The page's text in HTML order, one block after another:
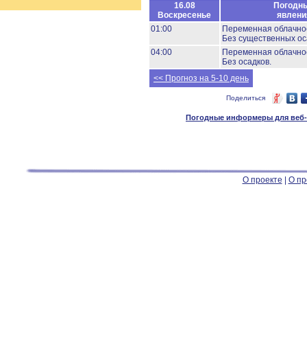
16.08
Воскресенье
01:00
Переменная
Без существенных
04:00
Переменная
Без осадков.
<< Прогноз на 5-10 день
Поделиться
Погодные информеры для веб-
О проекте О